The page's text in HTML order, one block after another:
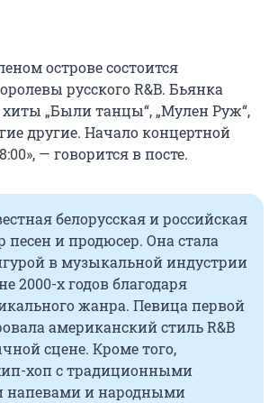
острове состоится
русского R&B. Бьянка
„Были танцы“, „Мулен Руж“,
другие. Начало концертной
— говорится в посте.
белорусская и российская
песен и продюсер. Она стала
в музыкальной индустрии
2000-х годов благодаря
жанра. Певица первой
американский стиль R&B
сцене. Кроме того,
хоп с традиционными
напевами и народными